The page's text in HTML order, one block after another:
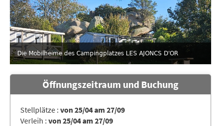
Die Mobilheime des Campingplatzes LES AJONCS D'OR
Öffnungszeitraum und Buchung
Stellplätze : von 25/04 am 27/09
Verleih : von 25/04 am 27/09